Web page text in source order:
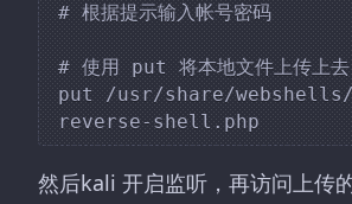
# 根据提示输入帐号密码
# 使用 put 将本地文件上传上去
put /usr/share/
然后kali 开启监听，再访问上传